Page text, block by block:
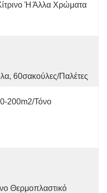
Ή Άλλα Χρώματα
60σακούλες/παλέτες
200m2/τόνο
Θερμοπλαστικό